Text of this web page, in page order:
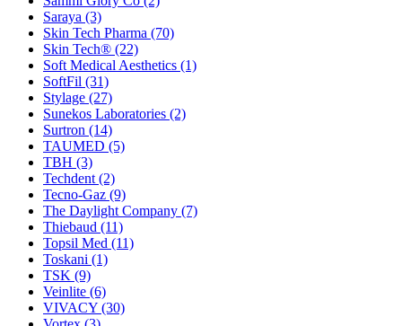
Saraya (3)
Skin Tech Pharma (70)
Skin Tech® (22)
Soft Medical Aesthetics (1)
SoftFil (31)
Stylage (27)
Sunekos Laboratories (2)
Surtron (14)
TAUMED (5)
TBH (3)
Techdent (2)
Tecno-Gaz (9)
The Daylight Company (7)
Thiebaud (11)
Topsil Med (11)
Toskani (1)
TSK (9)
Veinlite (6)
VIVACY (30)